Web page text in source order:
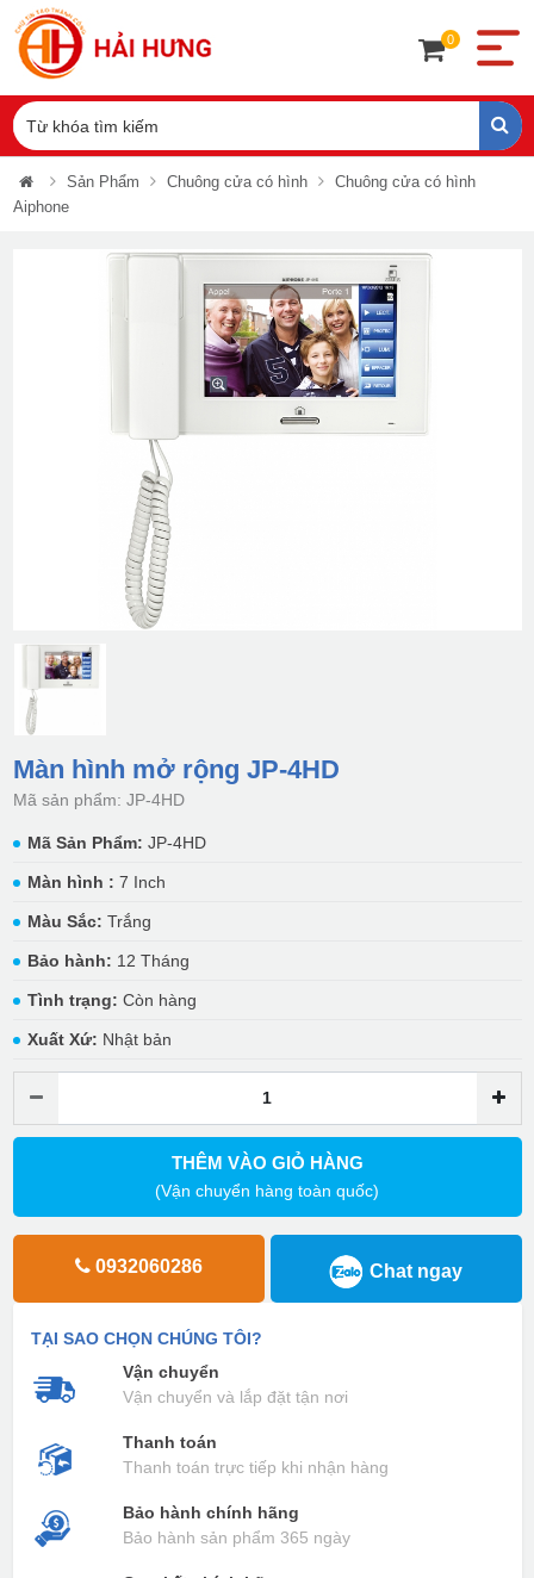
0
Sản Phẩm Chuông cửa có hình
Chuông cửa có hình
Aiphone
Màn hình mở rộng JP-4HD
Mã sản phẩm: JP-4HD
Mã Sản Phẩm: JP-4HD
Màn hình : 7 Inch
Màu Sắc: Trắng
Bảo hành: 12 Tháng
Tình trạng: Còn hàng
Xuất Xứ: Nhật bản
THÊM VÀO GIỎ HÀNG
(Vận chuyển hàng toàn quốc)
0932060286 Chat ngay
TẠI SAO CHỌN CHÚNG TÔI?
Vận chuyển
Vận chuyển và lắp đặt tận nơi
Thanh toán
Thanh toán trực tiếp khi nhận hàng
Bảo hành chính hãng
Bảo hành sản phẩm 365 ngày